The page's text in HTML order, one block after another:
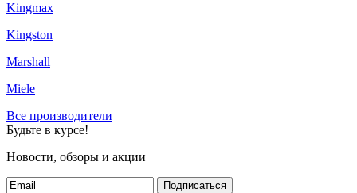
Kingmax
Kingston
Marshall
Miele
Все производители
Будьте в курсе!
Новости, обзоры и акции
Подписаться